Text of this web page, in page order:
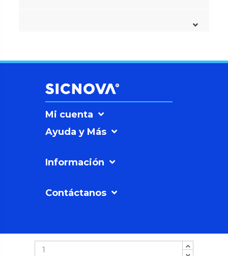
Mi cuenta
Ayuda y Más
Información
Contáctanos
SICNOVAº